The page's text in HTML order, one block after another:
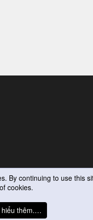
By continuing to use this
cookies.
thêm.…